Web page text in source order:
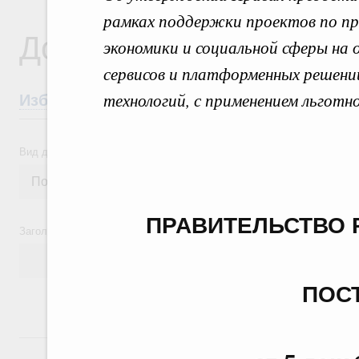
рамках поддержки проектов по
экономики и социальной сферы на
сервисов и платформенных
технологий, с применением
Документы
Избранные документы со справками к
Вид документа
Заголовок или текст документа